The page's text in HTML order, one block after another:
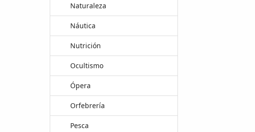
Naturaleza
Náutica
Nutrición
Ocultismo
Ópera
Orfebrería
Pesca